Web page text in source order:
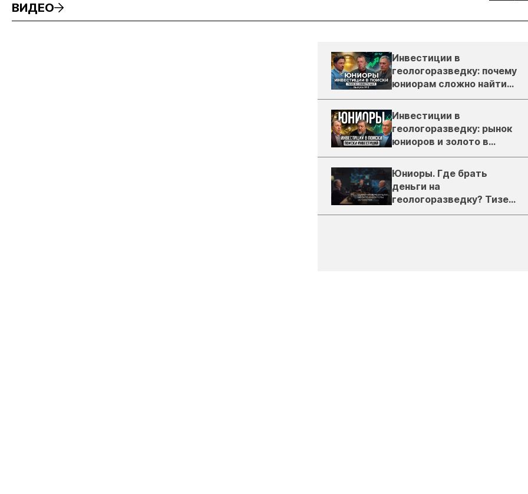
ВИДЕО
Инвестиции в
геологоразведку: почему
юниорам сложно найти
деньги
Инвестиции в
геологоразведку: рынок
юниоров и золото в
России
Юниоры. Где брать
деньги на
геологоразведку? Тизер
подкаста ЗиТ №1